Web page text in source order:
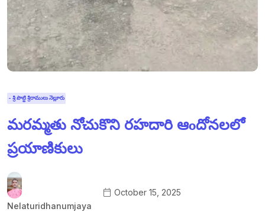
- శ్రీ పొట్టి శ్రీరాములు నెల్లూరు
మరమ్మతు నోచుకొని రహదారి ఆoదోనలలో
ప్రయాణికులు
Nelaturidhanumjaya
October 15, 2025